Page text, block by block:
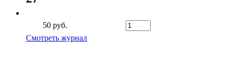
50 руб.
Смотреть журнал